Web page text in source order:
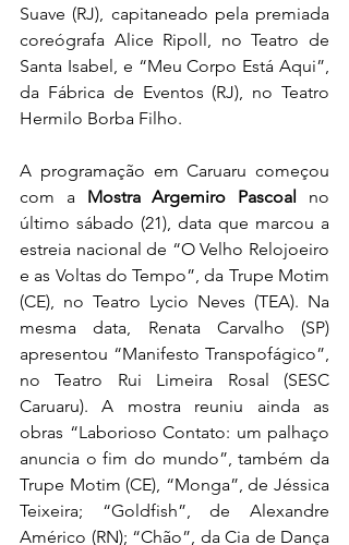
Suave (RJ), capitaneado pela premiada
coreógrafa Alice Ripoll, no Teatro de
Santa Isabel, e “Meu Corpo Está Aqui”,
da Fábrica de Eventos (RJ), no Teatro
Hermilo Borba Filho.
A programação em Caruaru começou
com a Mostra Argemiro Pascoal
no
último sábado (21), data que marcou a
estreia nacional de “O Velho Relojoeiro
e as Voltas do Tempo”, da Trupe Motim
(CE), no Teatro Lycio Neves (TEA). Na
mesma data, Renata Carvalho (SP)
apresentou “Manifesto Transpofágico”,
no Teatro Rui Limeira Rosal (SESC
Caruaru). A mostra reuniu ainda as
obras “Laborioso Contato: um palhaço
anuncia o fim do mundo”, também da
Trupe Motim (CE), “Monga”, de Jéssica
Teixeira; “Goldfish”, de Alexandre
Américo (RN); “Chão”, da Cia de Dança